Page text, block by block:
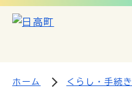
ホーム くらし・手続き